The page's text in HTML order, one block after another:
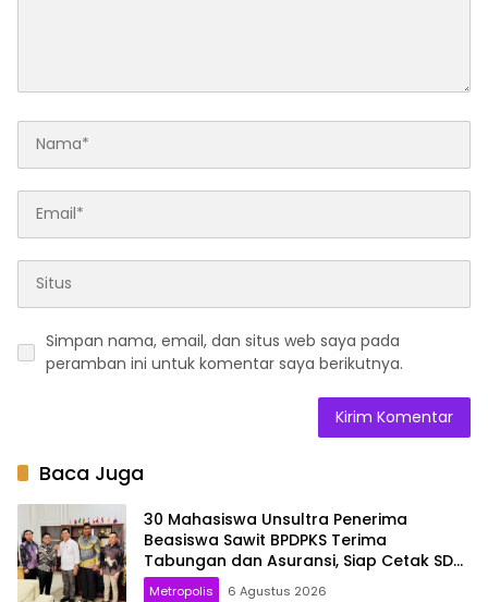
Simpan nama, email, dan situs web saya pada
peramban ini untuk komentar saya berikutnya.
Baca Juga
30 Mahasiswa Unsultra Penerima
Beasiswa Sawit BPDPKS Terima
Tabungan dan Asuransi, Siap Cetak SDM
Unggul
Metropolis 6 Agustus 2026